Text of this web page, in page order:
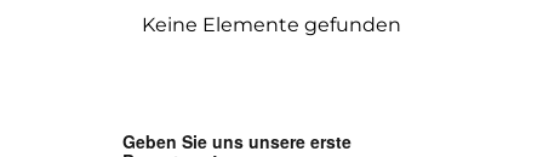
Keine Elemente gefunden